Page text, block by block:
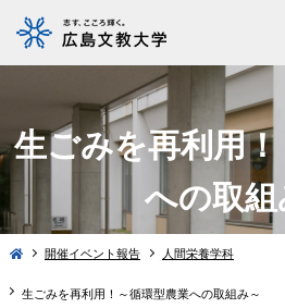
生ごみを再利用
への取組
開催イベント報告 人間栄養学科
生ごみを再利用！～循環型農業への取組み～